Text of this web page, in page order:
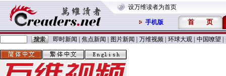
设万维读者为首页
手机版 首 页
即时新闻 焦点新闻 图片新闻 万维视频 环球大观 中国嘹望